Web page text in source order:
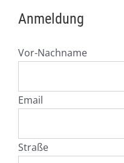
Anmeldung
Vor-Nachname
Email
Straße